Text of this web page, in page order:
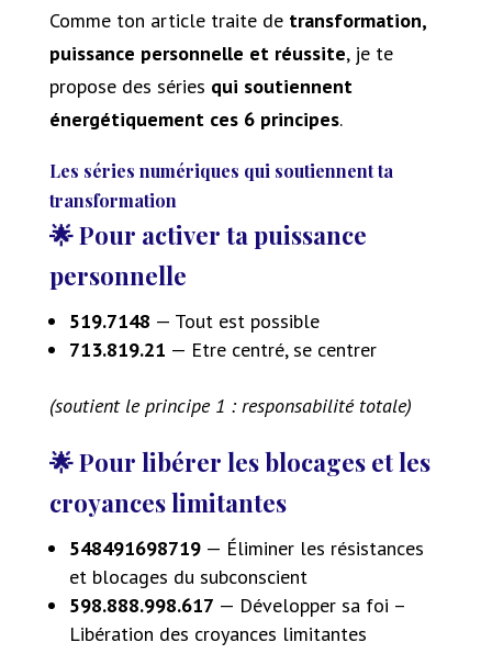
Comme ton article traite de transformation,
puissance personnelle et réussite, je te
propose des séries qui soutiennent
énergétiquement ces 6 principes.
Les séries numériques qui soutiennent ta
transformation
🌟 Pour activer ta puissance
personnelle
519.7148 — Tout est possible
713.819.21 — Etre centré, se centrer
(soutient le principe 1 : responsabilité totale)
🌟 Pour libérer les blocages et les
croyances limitantes
548491698719— Éliminer les résistances
et blocages du subconscient
598.888.998.617 — Développer sa foi –
Libération des croyances limitantes